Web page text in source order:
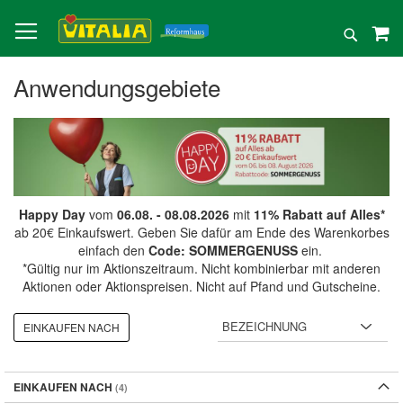
zum
Inhalt
Suche
Anwendungsgebiete
Happy Dayvom 06.08. - 08.08.2026mit 11% Rabatt auf Alles*
ab 20€ Einkaufswert. Geben Sie dafür am Ende des Warenkorbes
einfach den Code: SOMMERGENUSSein.
*Gültig nur im Aktionszeitraum. Nicht kombinierbar mit anderen
Aktionen oder Aktionspreisen. Nicht auf Pfand und Gutscheine.
EINKAUFEN NACH
EINKAUFEN NACH